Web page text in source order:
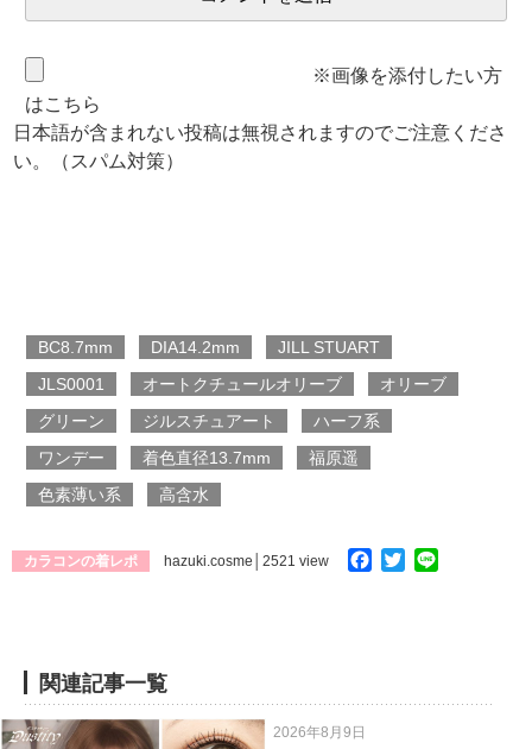
※画像を添付したい方
はこちら
日本語が含まれない投稿は無視されますのでご注意くださ
い。（スパム対策）
BC8.7mm DIA14.2mm
JILL STUART
JLS0001
オートクチュールオリーブ
オリーブ
グリーン
ジルスチュアート
ハーフ系
ワンデー
着色直径13.7mm
福原遥
色素薄い系
高含水
カラコンの着レポ hazuki.cosme │2521 view Facebook
Twitter
関連記事一覧
2026年8月9日